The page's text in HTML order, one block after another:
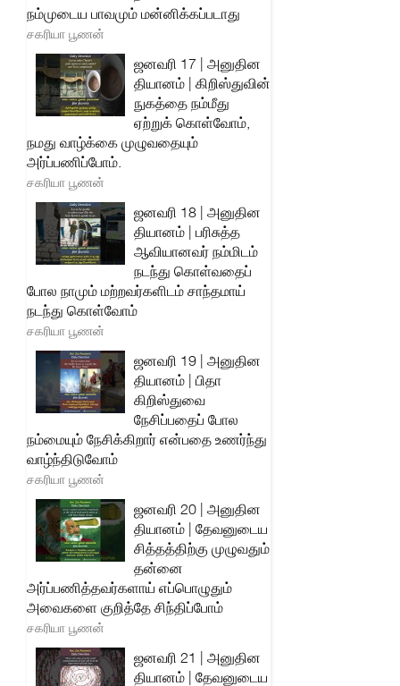
நம்முடைய பாவமும் மன்னிக்கப்படாது
சகரியா பூணன்
ஜனவரி 17 | அனுதின
தியானம் | கிறிஸ்துவின்
நுகத்தை நம்மீது
ஏற்றுக் கொள்வோம்,
நமது வாழ்க்கை முழுவதையும்
அர்ப்பணிப்போம்.
சகரியா பூணன்
ஜனவரி 18 | அனுதின
தியானம் | பரிசுத்த
ஆவியானவர் நம்மிடம்
நடந்து கொள்வதைப்
போல நாமும் மற்றவர்களிடம் சாந்தமாய்
நடந்து கொள்வோம்
சகரியா பூணன்
ஜனவரி 19 | அனுதின
தியானம் | பிதா
கிறிஸ்துவை
நேசிப்பதைப் போல
நம்மையும் நேசிக்கிறார் என்பதை உணர்ந்து
வாழ்ந்திடுவோம்
சகரியா பூணன்
ஜனவரி 20 | அனுதின
தியானம் | தேவனுடைய
சித்தத்திற்கு முழுவதும்
தன்னை
அர்ப்பணித்தவர்களாய் எப்பொழுதும்
அவைகளை குறித்தே சிந்திப்போம்
சகரியா பூணன்
ஜனவரி 21 | அனுதின
தியானம் | தேவனுடைய